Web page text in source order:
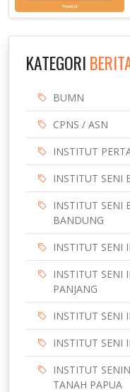
KATEGORI
BUMN
CPNS / ASN
INSTITUT
INSTITUT SENI
INSTITUT SENI
BANDUNG
INSTITUT SENI
INSTITUT SENI
PANJANG
INSTITUT SENI
INSTITUT SENI
INSTITUT
TANAH PAPUA